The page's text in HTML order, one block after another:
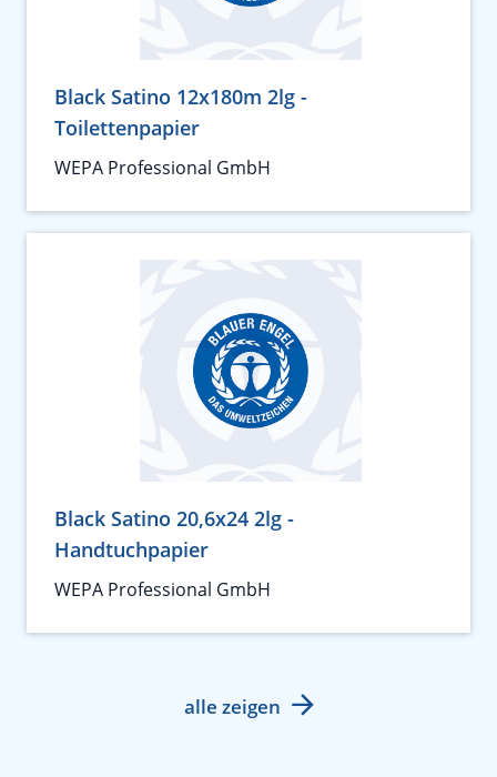
Black Satino 12x180m 2lg -
Toilettenpapier
WEPA Professional GmbH
Black Satino 20,6x24 2lg -
Handtuchpapier
WEPA Professional GmbH
alle zeigen